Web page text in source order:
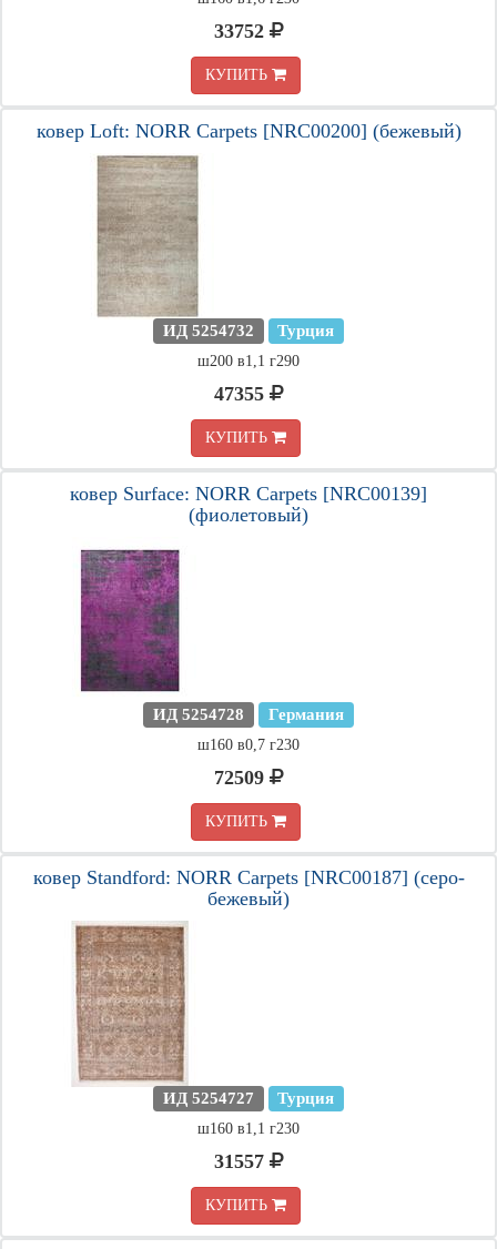
33752
КУПИТЬ
ковер Loft: NORR Carpets [NRC00200] (бежевый)
ИД 5254732 Турция
ш200 в1,1 г290
47355
КУПИТЬ
ковер Surface: NORR Carpets [NRC00139]
(фиолетовый)
ИД 5254728 Германия
ш160 в0,7 г230
72509
КУПИТЬ
ковер Standford: NORR Carpets [NRC00187] (серо-
бежевый)
ИД 5254727 Турция
ш160 в1,1 г230
31557
КУПИТЬ